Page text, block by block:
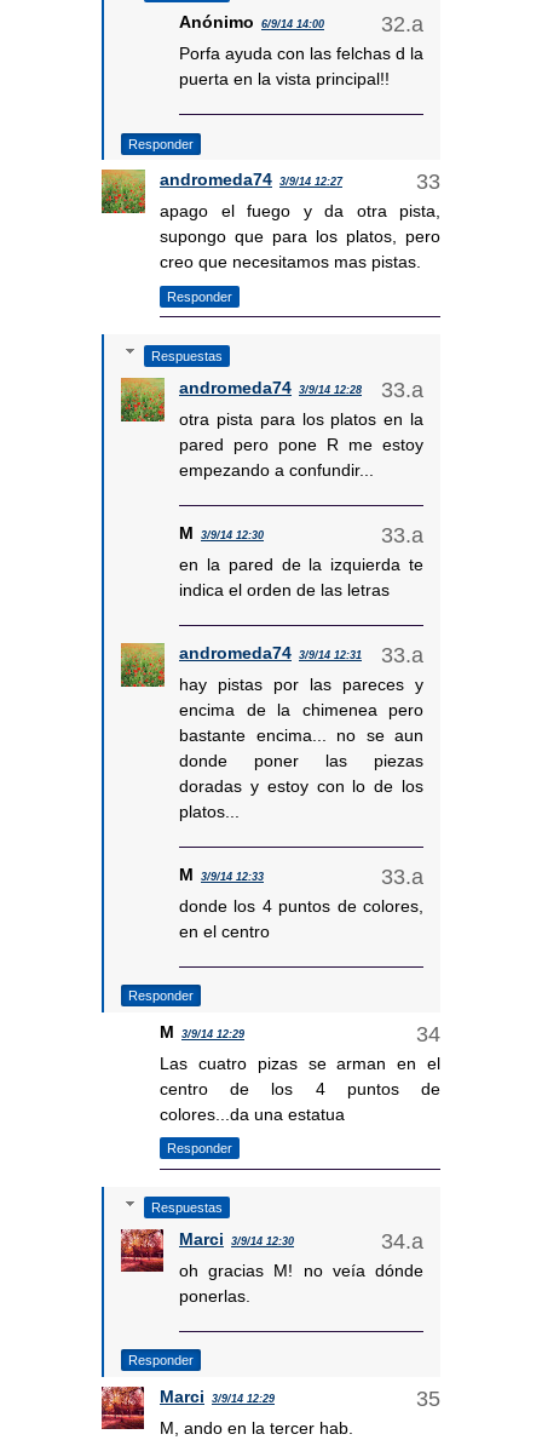
Anónimo 6/9/14 14:00
Porfa ayuda con las felchas d la
puerta en la vista principal!!
Responder
andromeda74 3/9/14 12:27
apago el fuego y da otra pista,
supongo que para los platos, pero
creo que necesitamos mas pistas.
Responder
Respuestas
andromeda74 3/9/14 12:28
otra pista para los platos en la
pared pero pone R me estoy
empezando a confundir...
M 3/9/14 12:30
en la pared de la izquierda te
indica el orden de las letras
andromeda74 3/9/14 12:31
hay pistas por las pareces y
encima de la chimenea pero
bastante encima... no se aun
donde poner las piezas
doradas y estoy con lo de los
platos...
M 3/9/14 12:33
donde los 4 puntos de colores,
en el centro
Responder
M 3/9/14 12:29
Las cuatro pizas se arman en el
centro de los 4 puntos de
colores...da una estatua
Responder
Respuestas
Marci 3/9/14 12:30
oh gracias M! no veía dónde
ponerlas.
Responder
Marci 3/9/14 12:29
M, ando en la tercer hab.